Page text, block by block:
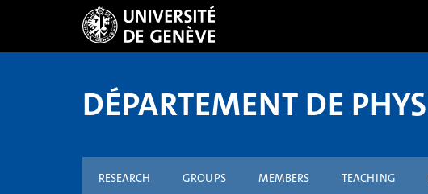
DÉPARTEMENT DE
RESEARCH GROUPS MEMBERS TEACHING